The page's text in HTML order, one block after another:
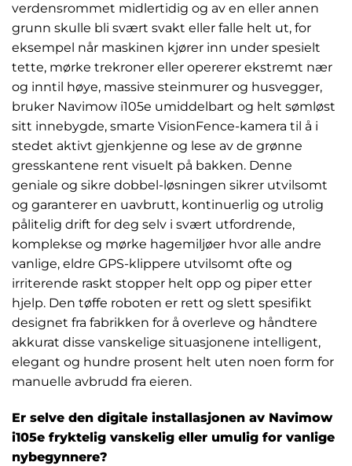
verdensrommet midlertidig og av en eller annen
grunn skulle bli svært svakt eller falle helt ut, for
eksempel når maskinen kjører inn under spesielt
tette, mørke trekroner eller opererer ekstremt nær
og inntil høye, massive steinmurer og husvegger,
bruker Navimow i105e umiddelbart og helt sømløst
sitt innebygde, smarte VisionFence-kamera til å i
stedet aktivt gjenkjenne og lese av de grønne
gresskantene rent visuelt på bakken. Denne
geniale og sikre dobbel-løsningen sikrer utvilsomt
og garanterer en uavbrutt, kontinuerlig og utrolig
pålitelig drift for deg selv i svært utfordrende,
komplekse og mørke hagemiljøer hvor alle andre
vanlige, eldre GPS-klippere utvilsomt ofte og
irriterende raskt stopper helt opp og piper etter
hjelp. Den tøffe roboten er rett og slett spesifikt
designet fra fabrikken for å overleve og håndtere
akkurat disse vanskelige situasjonene intelligent,
elegant og hundre prosent helt uten noen form for
manuelle avbrudd fra eieren.
Er selve den digitale installasjonen av Navimow
i105e fryktelig vanskelig eller umulig for vanlige
nybegynnere?